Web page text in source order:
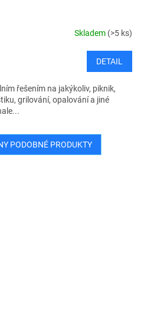
Skladem (>5 ks)
DETAIL
řešením na jakýkoliv, piknik,
grilování, opalování a jiné
PODOBNÉ PRODUKTY